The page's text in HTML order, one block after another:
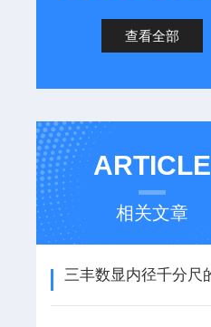
查看全部
ARTICLE
相关文章